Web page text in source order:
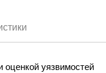
уязвимостей